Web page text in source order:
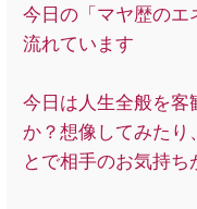
今日の「マヤ歴のエ
流れています
今日は人生全般を客
か？想像してみた
とで相手のお気持ち